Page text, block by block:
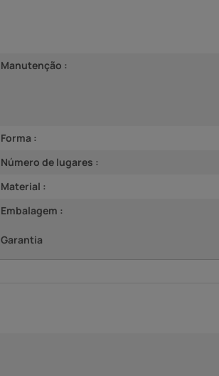
Manutenção :
Forma :
Número de lugares :
Material :
Embalagem :
Garantia